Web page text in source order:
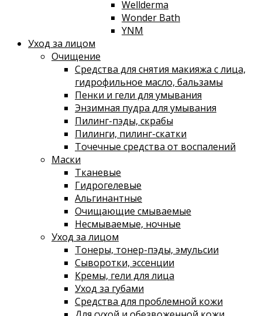
Wellderma
Wonder Bath
YNM
Уход за лицом
Очищение
Средства для снятия макияжа с лица,
гидрофильное масло, бальзамы
Пенки и гели для умывания
Энзимная пудра для умывания
Пилинг-пэды, скрабы
Пилинги, пилинг-скатки
Точечные средства от воспалений
Маски
Тканевые
Гидрогелевые
Альгинантные
Очищающие смываемые
Несмываемые, ночные
Уход за лицом
Тонеры, тонер-пэды, эмульсии
Сыворотки, эссенции
Кремы, гели для лица
Уход за губами
Средства для проблемной кожи